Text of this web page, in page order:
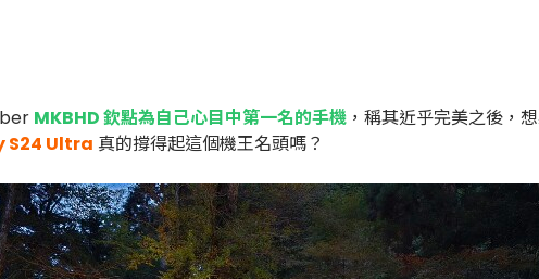
MKBHD 欽點為自己心目中第一名的手機 ，稱其近乎完美之後，
S24 Ultra 真的撐得起這個機王名頭嗎？